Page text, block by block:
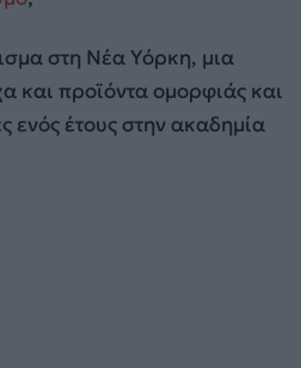
στη Νέα Υόρκη, μια
και προϊόντα ομορφιάς και
ενός έτους στην ακαδημία